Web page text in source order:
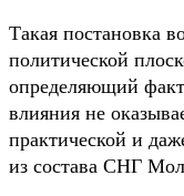
Такая постановка
политической
определяющий
влияния не
практической и
из состава СНГ